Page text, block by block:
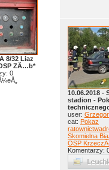
8/32 Liaz
ZÄ…b*
0
10.06.2018 -
stadion -
user:
cat: Pokaz
Skomielna
OSP
Komentarzy: